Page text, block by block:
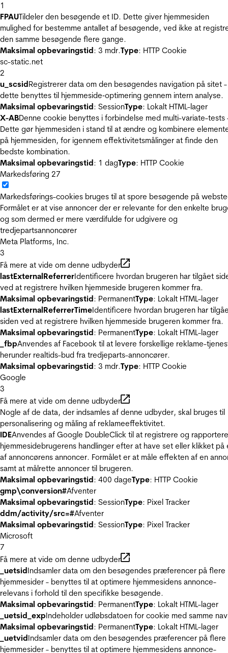
1
FPAUTildeler den besøgende et ID. Dette giver hjemmesiden
mulighed for bestemme antallet af besøgende, ved ikke at
den samme besøgende flere gange.
Maksimal opbevaringstid: 3 mdr.Type: HTTP Cookie
sc-static.net
2
u_scsidRegistrerer data om den besøgendes navigation på sitet -
dette benyttes til hjemmeside‐optimering gennem intern analyse.
Maksimal opbevaringstid: SessionType: Lokalt HTML-lager
X-ABDenne cookie benyttes i forbindelse med multi-variate-tests
Dette gør hjemmesiden i stand til at ændre og kombinere
på hjemmesiden, for igennem effektivitetsmålinger at finde den
bedste kombination.
Maksimal opbevaringstid: 1 dagType: HTTP Cookie
Markedsføring 27
Markedsførings-cookies bruges til at spore besøgende på
Formålet er at vise annoncer der er relevante for den enkelte
og som dermed er mere værdifulde for udgivere og
tredjepartsannoncører
Meta Platforms, Inc.
3
Få mere at vide om denne udbyder
lastExternalReferrerIdentificere hvordan brugeren har tilgået
ved at registrere hvilken hjemmeside brugeren kommer fra.
Maksimal opbevaringstid: PermanentType: Lokalt HTML-lager
lastExternalReferrerTimeIdentificere hvordan brugeren har
siden ved at registrere hvilken hjemmeside brugeren kommer fra.
Maksimal opbevaringstid: PermanentType: Lokalt HTML-lager
_fbpAnvendes af Facebook til at levere forskellige reklame-
herunder realtids-bud fra tredjeparts-annoncører.
Maksimal opbevaringstid: 3 mdr.Type: HTTP Cookie
Google
3
Få mere at vide om denne udbyder
Nogle af de data, der indsamles af denne udbyder, skal bruges til
personalisering og måling af reklameeffektivitet.
IDEAnvendes af Google DoubleClick til at registrere og
hjemmesidebrugerens handlinger efter at have set eller klikket på
af annoncørens annoncer. Formålet er at måle effekten af en
samt at målrette annoncer til brugeren.
Maksimal opbevaringstid: 400 dageType: HTTP Cookie
gmp\conversion#Afventer
Maksimal opbevaringstid: SessionType: Pixel Tracker
ddm/activity/src=#Afventer
Maksimal opbevaringstid: SessionType: Pixel Tracker
Microsoft
7
Få mere at vide om denne udbyder
_uetsidIndsamler data om den besøgendes præferencer på flere
hjemmesider - benyttes til at optimere hjemmesidens annonce-
relevans i forhold til den specifikke besøgende.
Maksimal opbevaringstid: PermanentType: Lokalt HTML-lager
_uetsid_expIndeholder udløbsdatoen for cookie med samme
Maksimal opbevaringstid: PermanentType: Lokalt HTML-lager
_uetvidIndsamler data om den besøgendes præferencer på flere
hjemmesider - benyttes til at optimere hjemmesidens annonce-